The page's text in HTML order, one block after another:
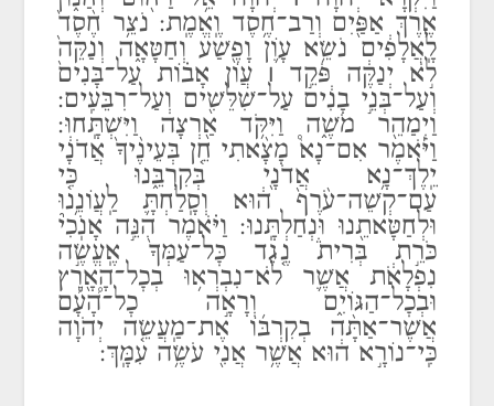
אֶ֥רֶךְ אַפַּ֖יִם וְרַב־חֶ֥סֶד וֶֽאֱמֶֽת: נֹצֵ֥ר חֶ֨סֶד֙
לָֽאֲלָפִ֔ים נֹשֵׂ֥א עָוֹ֛ן וָפֶ֖שַׁע וְחַטָּאָ֑ה וְנַקֵּה֙
לֹ֣א יְנַקֶּ֔ה פֹּקֵ֣ד ׀ עֲוֹן אָב֗וֹת עַל־בָּנִים֙
וְעַל־בְּנֵ֣י בָנִ֔ים עַל־שִׁלֵּשִׁ֖ים וְעַל־רִבֵּעִֽים:
וַיְמַהֵ֖ר מֹשֶׁ֑ה וַיִּקֹּ֥ד אַ֖רְצָה וַיִּשְׁתָּֽחוּ:
וַיֹּ֡אמֶר אִם־נָא֩ מָצָ֨אתִי חֵ֤ן בְּעֵינֶ֨יךָ֙ אֲדֹנָ֔י
יֵֽלֶךְ־נָ֥א אֲדֹנָ֖י בְּקִרְבֵּ֑נוּ כִּ֤י
עַם־קְשֵׁה־עֹ֨רֶף֙ ה֔וּא וְסָֽלַחְתָּ֛ לַֽעֲוֹנֵ֥נוּ
וּלְחַטָּאתֵ֖נוּ וּנְחַלְתָּֽנוּ: וַיֹּ֗אמֶר הִנֵּ֣ה אָנֹֽכִי֘
כֹּרֵ֣ת בְּרִית֒ נֶ֤גֶד כׇּל־עַמְּךָ֙ אֶֽעֱשֶׂ֣ה
נִפְלָאֹ֔ת אֲשֶׁ֛ר לֹא־נִבְרְא֥וּ בְכׇל־הָאָ֖רֶץ
וּבְכׇל־הַגּוֹיִ֑ם וְרָאָ֣ה כׇל־הָ֠עָ֠ם
אֲשֶׁר־אַתָּ֨ה בְקִרְבּ֜וֹ אֶת־מַֽעֲשֵׂ֤ה יְהֹוָה
כִּֽי־נוֹרָ֣א ה֔וּא אֲשֶׁ֥ר אֲנִ֖י עֹשֶׂ֥ה עִמָּֽךְ: